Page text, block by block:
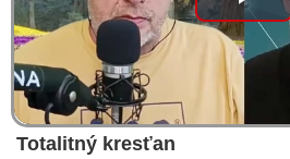
Totalitný kresťan